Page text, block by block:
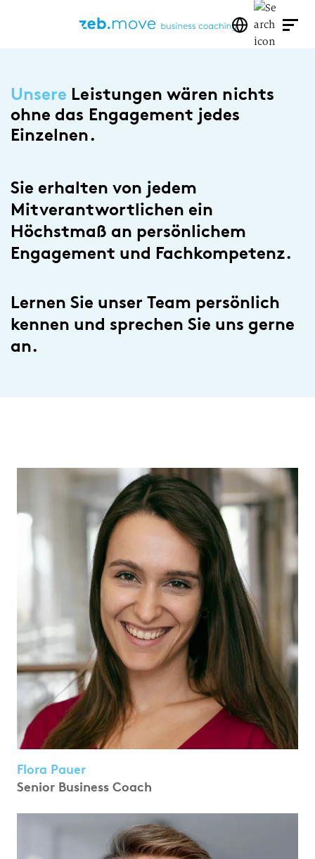
Unsere Leistungen wären nichts
ohne das Engagement jedes
Einzelnen.
Sie erhalten von jedem
Mitverantwortlichen ein
Höchstmaß an persönlichem
Engagement und Fachkompetenz.
Lernen Sie unser Team persönlich
kennen und sprechen Sie uns gerne
an.
Flora Pauer
Senior Business Coach